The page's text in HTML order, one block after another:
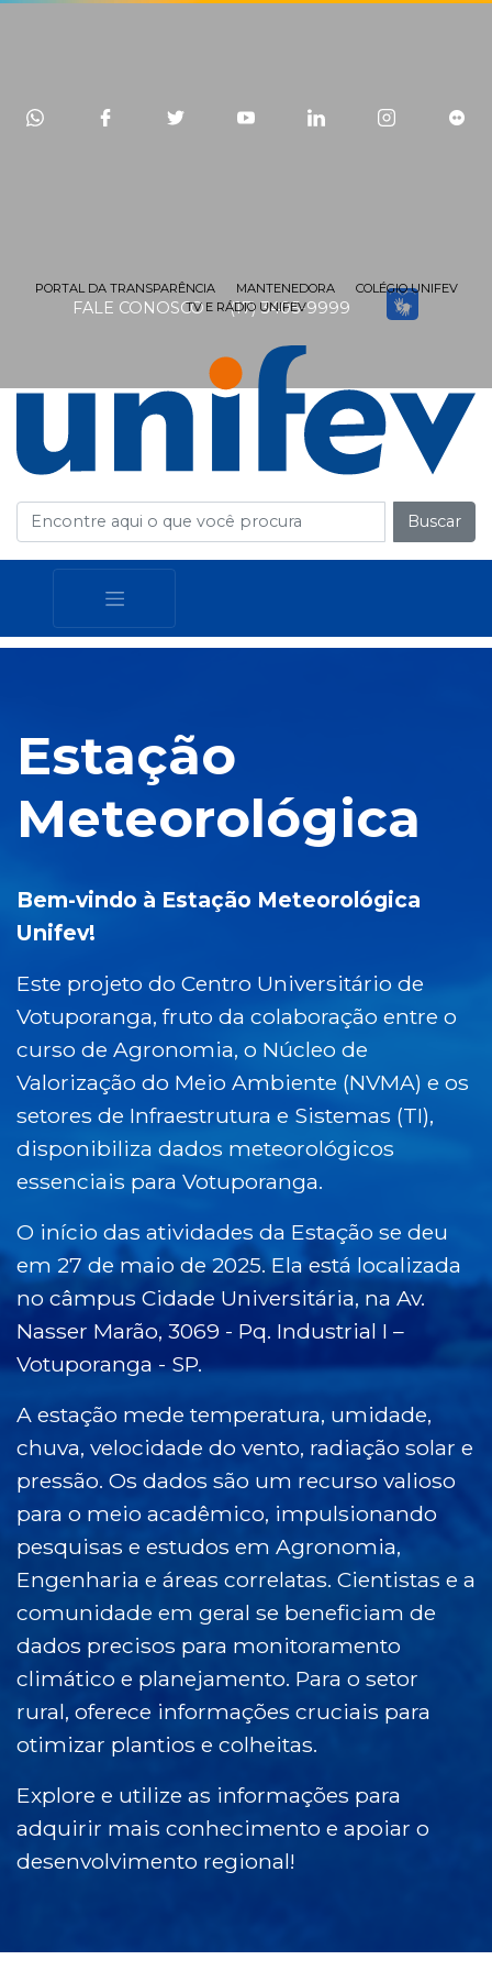
FALE CONOSCO (17) 3405-9999
PORTAL DA TRANSPARÊNCIA MANTENEDORA
COLÉGIO UNIFEV
TV E RÁDIO UNIFEV
Buscar
Estação
Meteorológica
Bem-vindo à Estação Meteorológica
Unifev!
Este projeto do Centro Universitário de
Votuporanga, fruto da colaboração entre o
curso de Agronomia, o Núcleo de
Valorização do Meio Ambiente (NVMA) e os
setores de Infraestrutura e Sistemas (TI),
disponibiliza dados meteorológicos
essenciais para Votuporanga.
O início das atividades da Estação se deu
em 27 de maio de 2025. Ela está localizada
no câmpus Cidade Universitária, na Av.
Nasser Marão, 3069 - Pq. Industrial I –
Votuporanga - SP.
A estação mede temperatura, umidade,
chuva, velocidade do vento, radiação solar e
pressão. Os dados são um recurso valioso
para o meio acadêmico, impulsionando
pesquisas e estudos em Agronomia,
Engenharia e áreas correlatas. Cientistas e a
comunidade em geral se beneficiam de
dados precisos para monitoramento
climático e planejamento. Para o setor
rural, oferece informações cruciais para
otimizar plantios e colheitas.
Explore e utilize as informações para
adquirir mais conhecimento e apoiar o
desenvolvimento regional!